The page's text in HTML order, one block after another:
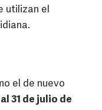
utilizan el
el de nuevo
al 31 de julio de